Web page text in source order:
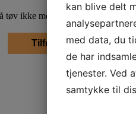
ikke med at kontakte os for en
Tilføj til kurv
kan blive delt
med data, du
de har
tjenester. Ved
samtykke til